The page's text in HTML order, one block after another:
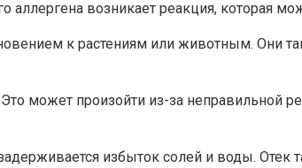
возникает реакция, которая
к растениям или животным. Они
может произойти из-за неправильной
избыток солей и воды.